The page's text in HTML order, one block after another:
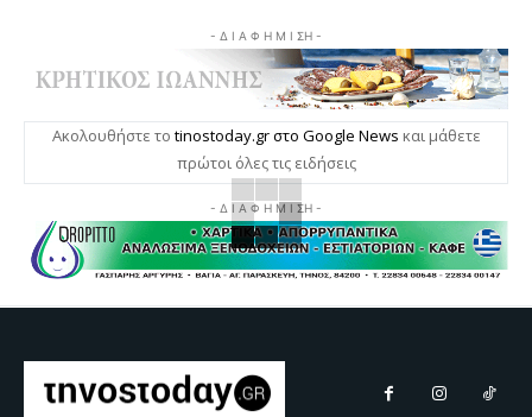
- Δ Ι Α Φ Η Μ Ι ΣΗ -
Ακολουθήστε το tinostoday.gr στο Google News και μάθετε
πρώτοι όλες τις ειδήσεις
- Δ Ι Α Φ Η Μ Ι ΣΗ -